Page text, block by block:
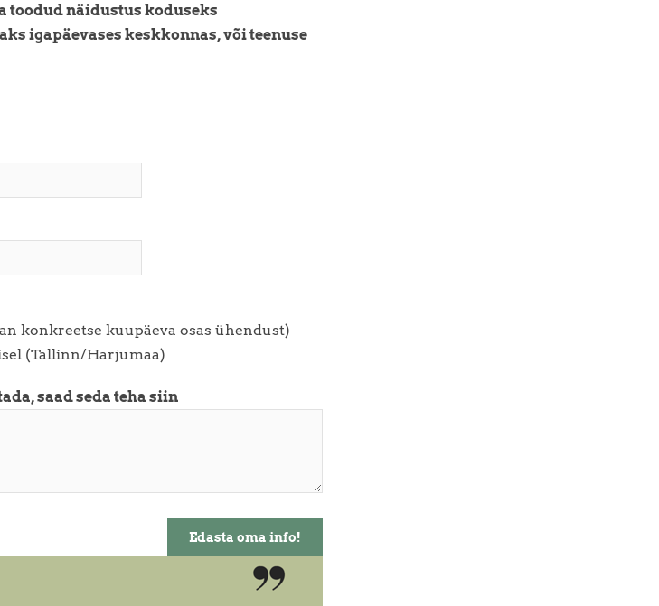
toodud näidustus koduseks
igapäevases keskkonnas, või teenuse
konkreetse kuupäeva osas ühendust)
(Tallinn/Harjumaa)
saad seda teha siin